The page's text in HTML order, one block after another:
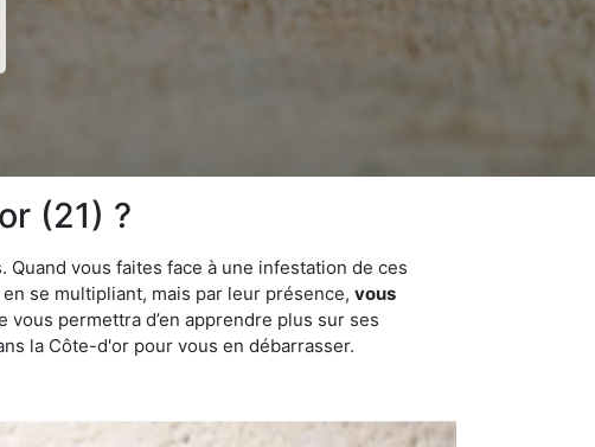
(21) ?
vous faites face à une infestation de ces
se multipliant, mais par leur présence, vous
permettra d’en apprendre plus sur ses
la Côte-d'or pour vous en débarrasser.